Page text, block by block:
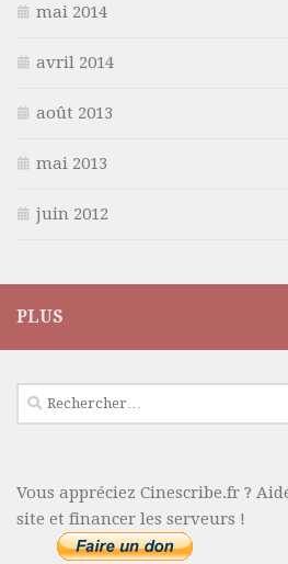
mai 2014
avril 2014
août 2013
mai 2013
juin 2012
PLUS
Rechercher :
Vous appréciez Cinescribe.fr ?
site et financer les serveurs !